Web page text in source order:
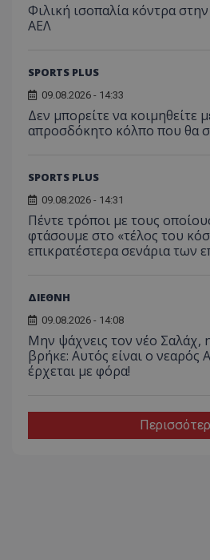
Φιλική ισοπαλία κόντρα
ΑΕΛ
SPORTS PLUS
09.08.2026 - 14:33
Δεν μπορείτε να κοιμηθείτε
απροσδόκητο κόλπο που θα
SPORTS PLUS
09.08.2026 - 14:31
Πέντε τρόποι με τους
φτάσουμε στο «τέλος του
επικρατέστερα σενάρια των
ΔΙΕΘΝΗ
09.08.2026 - 14:08
Μην ψάχνεις τον νέο Σαλάχ,
βρήκε: Αυτός είναι ο νεαρός
έρχεται με φόρα!